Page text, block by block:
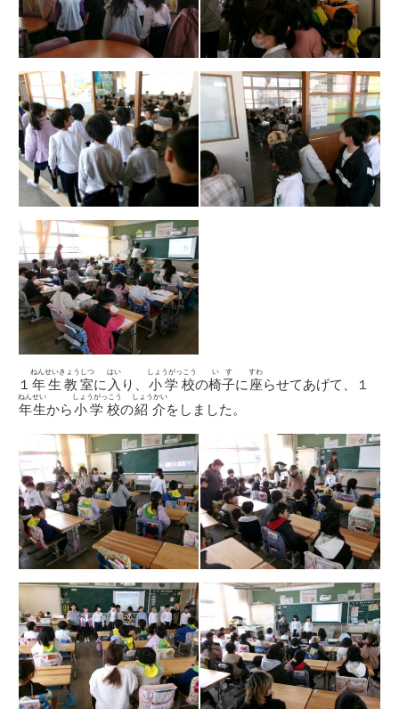
１ 年生教室
ねんせいきょうしつ
に 入
はい
り、 小学校
しょうがっこう
の椅子
いす
に座
すわ
らせてあげて、１
年生
ねんせい
から小学校
しょうがっこう
の紹介
しょうかい
をしました。